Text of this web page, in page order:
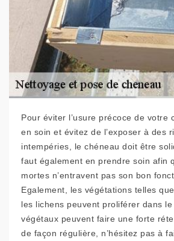
Pour éviter l’usure précoce de votre
en soin et évitez de l’exposer à des
intempéries, le chéneau doit être
faut également en prendre soin afin
mortes n’entravent pas son bon
Egalement, les végétations telles
les lichens peuvent proliférer dans
végétaux peuvent faire une forte
de façon régulière, n’hésitez pas à